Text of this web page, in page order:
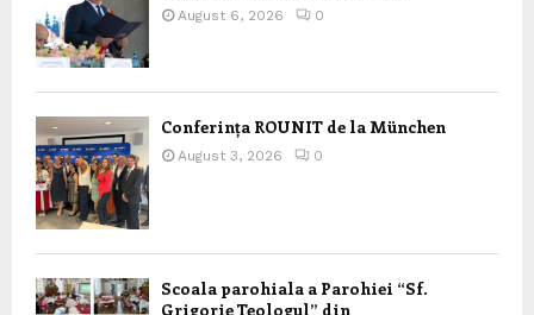
August 6, 2026 0
Conferința ROUNIT de la München
August 3, 2026 0
Scoala parohiala a Parohiei “Sf.
Grigorie Teologul” din